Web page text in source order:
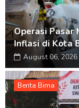
Operasi Pasar
Inflasi di Kota
August 06, 2026
Berita Bima